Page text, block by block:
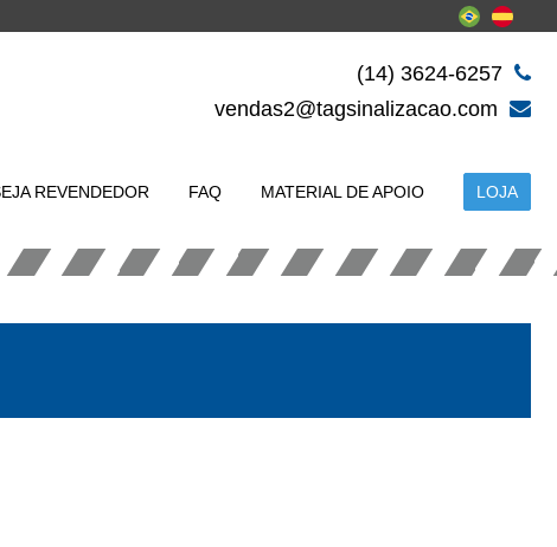
(14) 3624-6257
vendas2@tagsinalizacao.com
REVENDEDOR FAQ MATERIAL DE APOIO LOJA